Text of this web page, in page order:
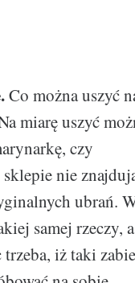
.Co można uszyć
miarę uszyć
czy
sklepie nie
ubrań.
samej rzeczy, a
iż taki